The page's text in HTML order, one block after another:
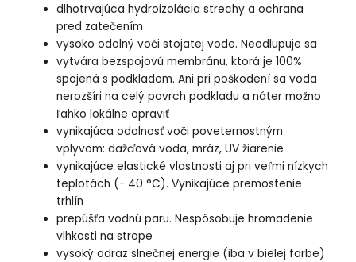
dlhotrvajúca hydroizolácia strechy a ochrana
pred zatečením
vysoko odolný voči stojatej vode. Neodlupuje sa
vytvára bezspojovú membránu, ktorá je 100%
spojená s podkladom. Ani pri poškodení sa voda
nerozšíri na celý povrch podkladu a náter možno
ľahko lokálne opraviť
vynikajúca odolnosť voči poveternostným
vplyvom: dažďová voda, mráz, UV žiarenie
vynikajúce elastické vlastnosti aj pri veľmi nízkych
teplotách (- 40 °C). Vynikajúce premostenie
trhlín
prepúšťa vodnú paru. Nespôsobuje hromadenie
vlhkosti na strope
vysoký odraz slnečnej energie (iba v bielej farbe)